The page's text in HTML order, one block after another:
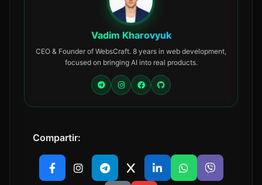
Vadim Kharovyuk
CEO & Founder of WebsCraft. 8 years in web development,
focused on bringing AI into real products.
Compartir: